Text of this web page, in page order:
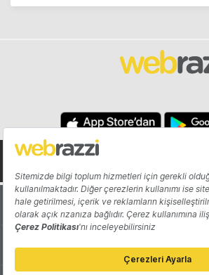
Hakkında
Katkıda Bulun